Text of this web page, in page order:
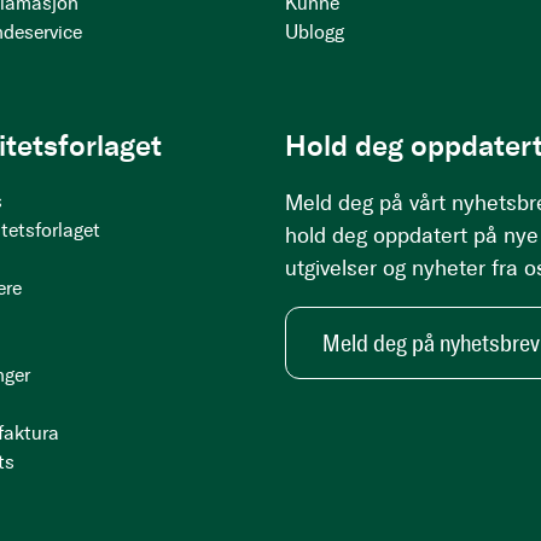
Ublogg
Hold deg
Meld deg på vårt
hold deg oppdatert på nye
utgivelser og nyheter fra
Meld deg på nyhetsbrev